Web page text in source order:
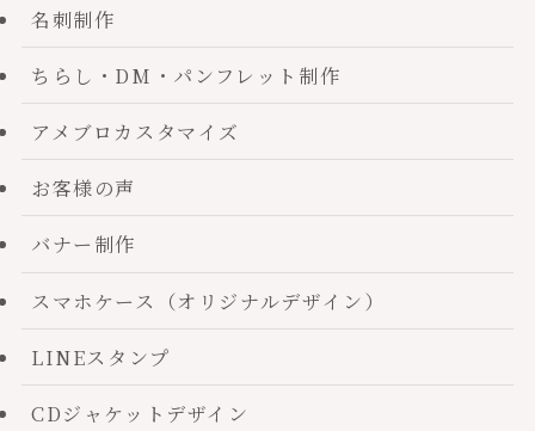
名刺制作
ちらし・DM・パンフレット制作
アメブロカスタマイズ
お客様の声
バナー制作
スマホケース（オリジナルデザイン）
LINEスタンプ
CDジャケットデザイン